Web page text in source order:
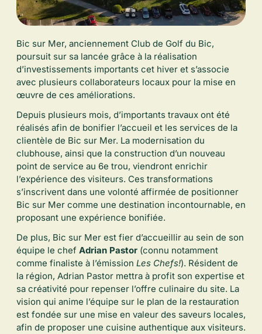
Bic sur Mer, anciennement Club de Golf du Bic,
poursuit sur sa lancée grâce à la réalisation
d’investissements importants cet hiver et s’associe
avec plusieurs collaborateurs locaux pour la mise en
œuvre de ces améliorations.
Depuis plusieurs mois, d’importants travaux ont été
réalisés afin de bonifier l’accueil et les services de la
clientèle de Bic sur Mer. La modernisation du
clubhouse, ainsi que la construction d’un nouveau
point de service au 6e trou, viendront enrichir
l’expérience des visiteurs. Ces transformations
s’inscrivent dans une volonté affirmée de positionner
Bic sur Mer comme une destination incontournable, en
proposant une expérience bonifiée.
De plus, Bic sur Mer est fier d’accueillir au sein de son
équipe le chef Adrian Pastor(connu notamment
comme finaliste à l’émission Les Chefs!). Résident de
la région, Adrian Pastor mettra à profit son expertise et
sa créativité pour repenser l’offre culinaire du site. La
vision qui anime l’équipe sur le plan de la restauration
est fondée sur une mise en valeur des saveurs locales,
afin de proposer une cuisine authentique aux visiteurs.